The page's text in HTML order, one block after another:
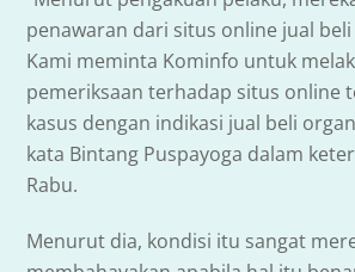
penawaran dari situs online jual
Kami meminta Kominfo untuk
pemeriksaan terhadap situs online
kasus dengan indikasi jual beli
kata Bintang Puspayoga dalam
Rabu.
Menurut dia, kondisi itu sangat